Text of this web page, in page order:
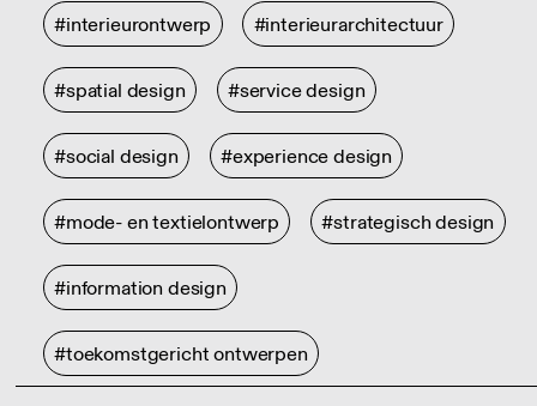
#interieurontwerp #interieurarchitectuur
#spatial design #service design
#social design #experience design
#mode- en textielontwerp #strategisch design
#information design
#toekomstgericht ontwerpen